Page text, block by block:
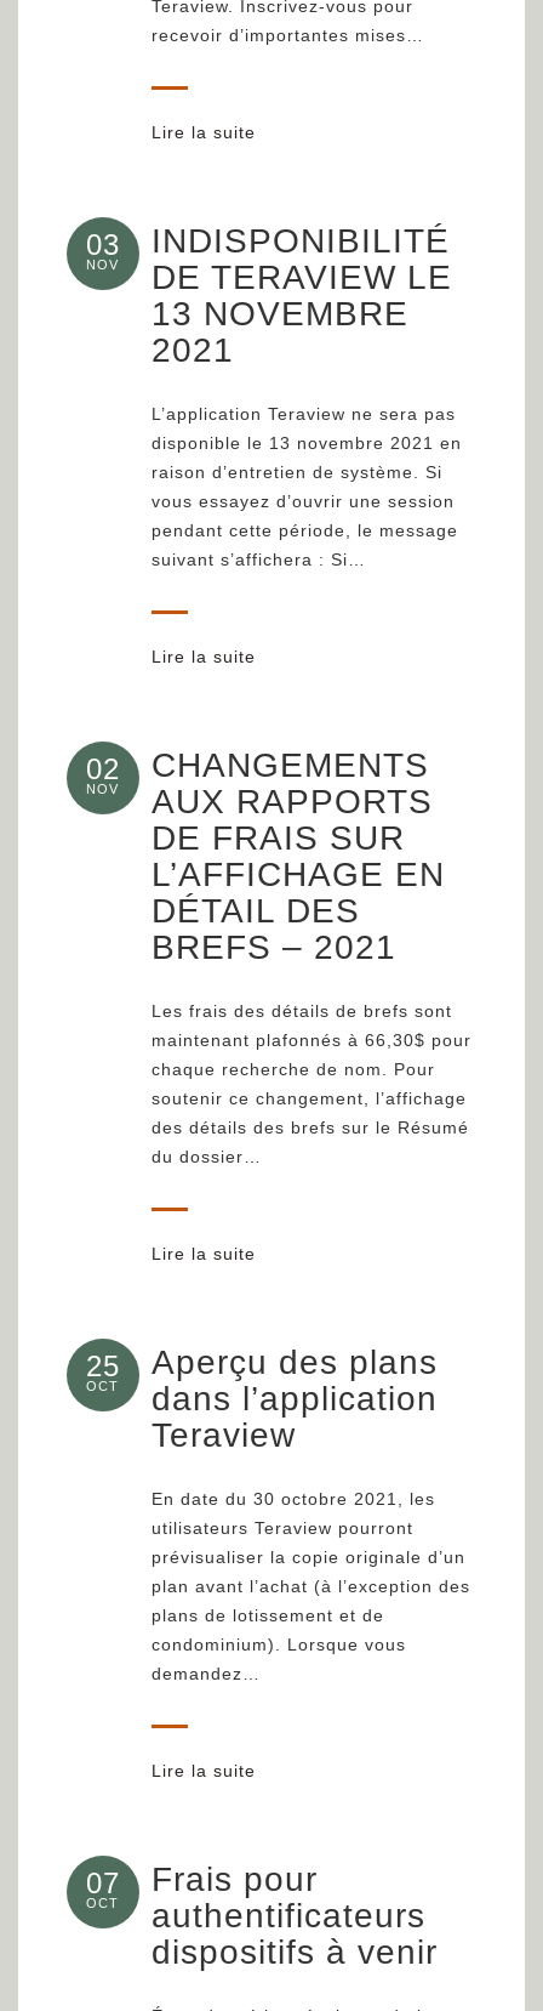
Teraview. Inscrivez-vous pour
recevoir d’importantes mises…
Lire la suite
03
NOV
INDISPONIBILITÉ
DE TERAVIEW LE
13 NOVEMBRE
2021
L’application Teraview ne sera pas
disponible le 13 novembre 2021 en
raison d’entretien de système. Si
vous essayez d’ouvrir une session
pendant cette période, le message
suivant s’affichera : Si…
Lire la suite
02
NOV
CHANGEMENTS
AUX RAPPORTS
DE FRAIS SUR
L’AFFICHAGE EN
DÉTAIL DES
BREFS – 2021
Les frais des détails de brefs sont
maintenant plafonnés à 66,30$ pour
chaque recherche de nom. Pour
soutenir ce changement, l’affichage
des détails des brefs sur le Résumé
du dossier…
Lire la suite
25
OCT
Aperçu des plans
dans l’application
Teraview
En date du 30 octobre 2021, les
utilisateurs Teraview pourront
prévisualiser la copie originale d’un
plan avant l’achat (à l’exception des
plans de lotissement et de
condominium). Lorsque vous
demandez…
Lire la suite
07
OCT
Frais pour
authentificateurs
dispositifs à venir